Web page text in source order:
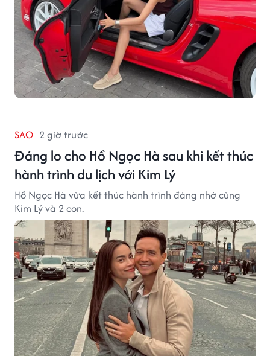
SAO 2 giờ trước
Đáng lo cho Hồ Ngọc Hà sau khi kết thúc
hành trình du lịch với Kim Lý
Hồ Ngọc Hà vừa kết thúc hành trình đáng nhớ cùng
Kim Lý và 2 con.